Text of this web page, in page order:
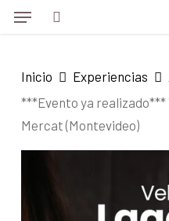
Skip
content
Menu
Inicio Experiencias
***Evento ya realizado***
Mercat (Montevideo)